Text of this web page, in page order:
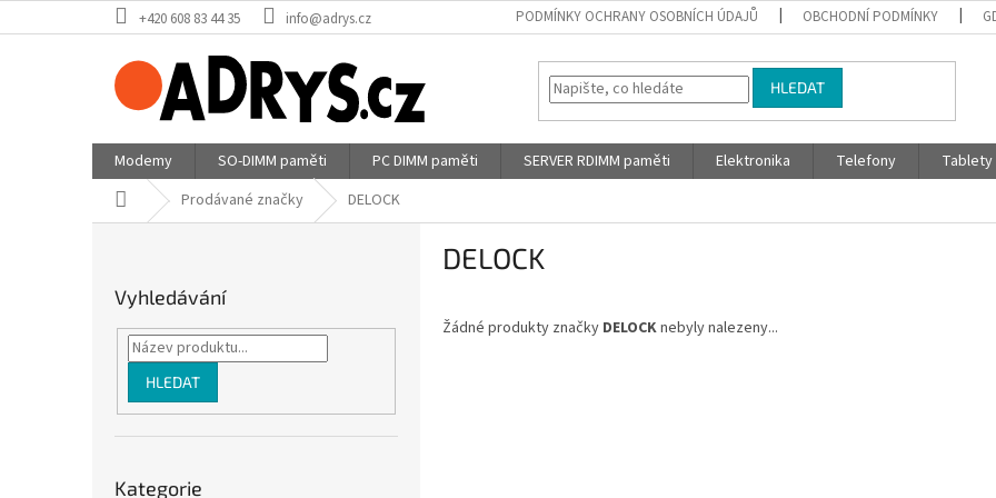
na
+420 608 83 44 35 info@adrys.cz PODMÍNKY OCHRANY OSOBNÍCH ÚDAJŮ OBCHODNÍ PODMÍNKY
HLEDAT
Modemy SO-DIMM paměti PC DIMM paměti SERVER RDIMM paměti Elektronika Telefony Tablety
Domů Prodávané značky DELOCK
Vyhledávání
HLEDAT
kategorie
Kategorie
DELOCK
Žádné produkty značky DELOCKnebyly nalezeny...